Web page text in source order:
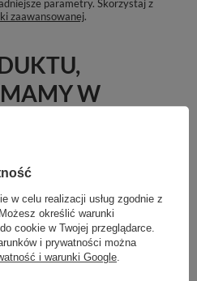
parametry. Skorzystaj z
zaawansowanej.
MAMY W
ze specjalnego formularza i przesłać
w celu realizacji usług zgodnie z
Możesz określić warunki
cookie w Twojej przeglądarce.
i prywatności można
i warunki Google